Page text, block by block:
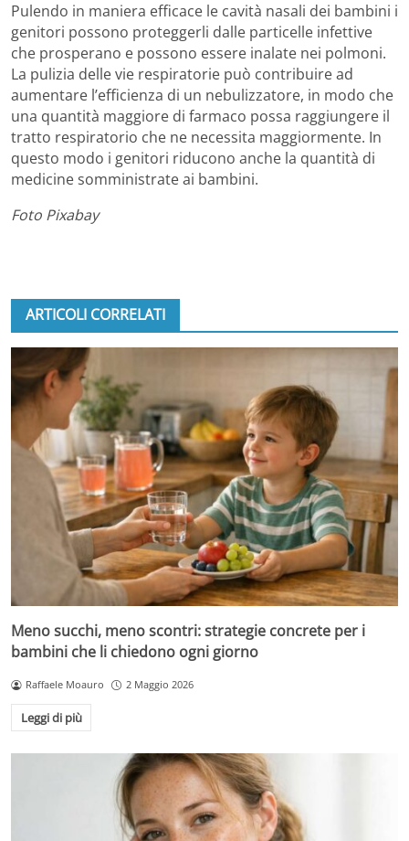
Pulendo in maniera efficace le cavità nasali dei bambini i
genitori possono proteggerli dalle particelle infettive
che prosperano e possono essere inalate nei polmoni.
La pulizia delle vie respiratorie può contribuire ad
aumentare l’efficienza di un nebulizzatore, in modo che
una quantità maggiore di farmaco possa raggiungere il
tratto respiratorio che ne necessita maggiormente. In
questo modo i genitori riducono anche la quantità di
medicine somministrate ai bambini.
Foto Pixabay
ARTICOLI CORRELATI
Meno succhi, meno scontri: strategie concrete per i
bambini che li chiedono ogni giorno
Raffaele Moauro 2 Maggio 2026
Leggi di più